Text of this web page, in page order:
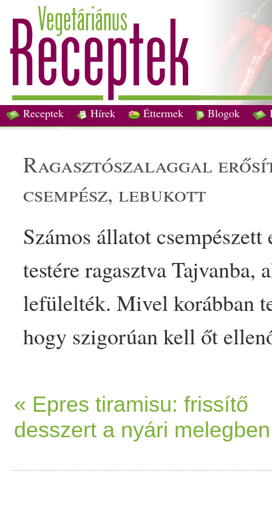
Receptek Hírek Éttermek Blogok
ragasztószalaggal
csempész, lebukott
Számos állatot csempészett
testére ragasztva Tajvanba,
lefülelték. Mivel korábban
hogy szigorúan kell őt
mindegyiküket elaltatják.
egy nő, akit a tajvani
Thaiföldről… The post
« Epres tiramisu: frissítő
desszert a nyári melegben